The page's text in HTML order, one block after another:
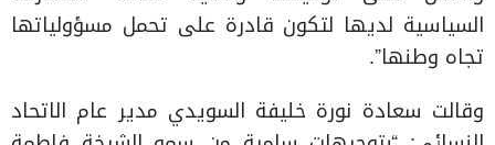
السياسية لديها لتكون قادرة على تحمل مسؤولياتها
تجاه وطنها”.
وقالت سعادة نورة خليفة السويدي مدير عام الاتحاد